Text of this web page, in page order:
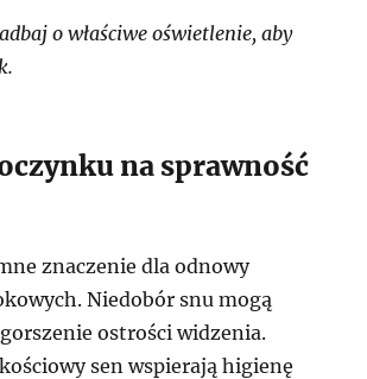
o właściwe oświetlenie, aby
na sprawność
znaczenie dla odnowy
Niedobór snu mogą
ostrości widzenia.
sen wspierają higienę